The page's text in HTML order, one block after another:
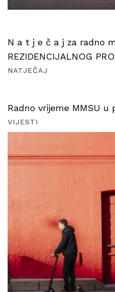
N a t j e č a j za radno
REZIDENCIJALNOG
NATJEČAJ
Radno vrijeme MMSU u
VIJESTI